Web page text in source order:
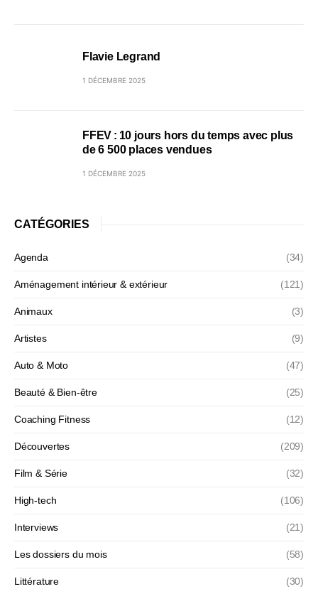
Flavie Legrand
1 DÉCEMBRE 2025
FFEV : 10 jours hors du temps avec plus
de 6 500 places vendues
1 DÉCEMBRE 2025
CATÉGORIES
Agenda (34)
Aménagement intérieur & extérieur (121)
Animaux (3)
Artistes (9)
Auto & Moto (47)
Beauté & Bien-être (25)
Coaching Fitness (12)
Découvertes (209)
Film & Série (32)
High-tech (106)
Interviews (21)
Les dossiers du mois (58)
Littérature (30)